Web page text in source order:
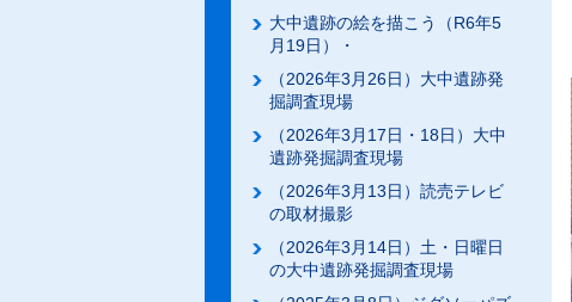
大中遺跡の絵を描こう（R6年5
月19日）・
（2026年3月26日）大中遺跡発
掘調査現場
（2026年3月17日・18日）大中
遺跡発掘調査現場
（2026年3月13日）読売テレビ
の取材撮影
（2026年3月14日）土・日曜日
の大中遺跡発掘調査現場